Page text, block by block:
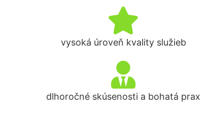
vysoká úroveň kvality služieb
dlhoročné skúsenosti a bohatá prax